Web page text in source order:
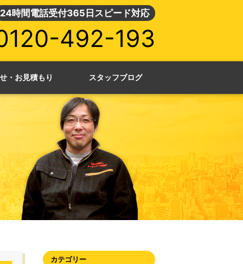
24時間電話受付365日スピード対応
492-193
・お見積もり スタッフブログ
カテゴリー